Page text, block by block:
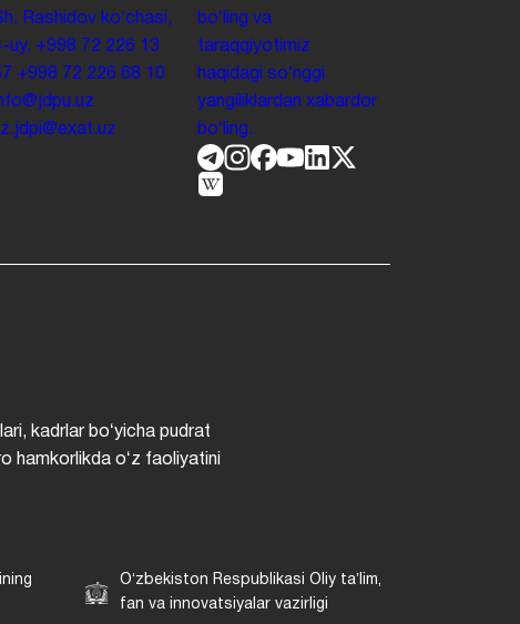
Rashidov koʻchasi,
uy. +998 72 226 13
+998 72 226 68 10
jiz.jdpi@exat.uz
boʻling va
taraqqiyotimiz
haqidagi soʻnggi
yangiliklardan xabardor
boʻling.
kadrlar boʻyicha pudrat
hamkorlikda oʻz faoliyatini
Oʻzbekiston Respublikasi Oliy taʼlim,
fan va innovatsiyalar vazirligi